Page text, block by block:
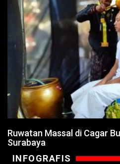
Ruwatan Massal di Cagar
Surabaya
INFOGRAFIS